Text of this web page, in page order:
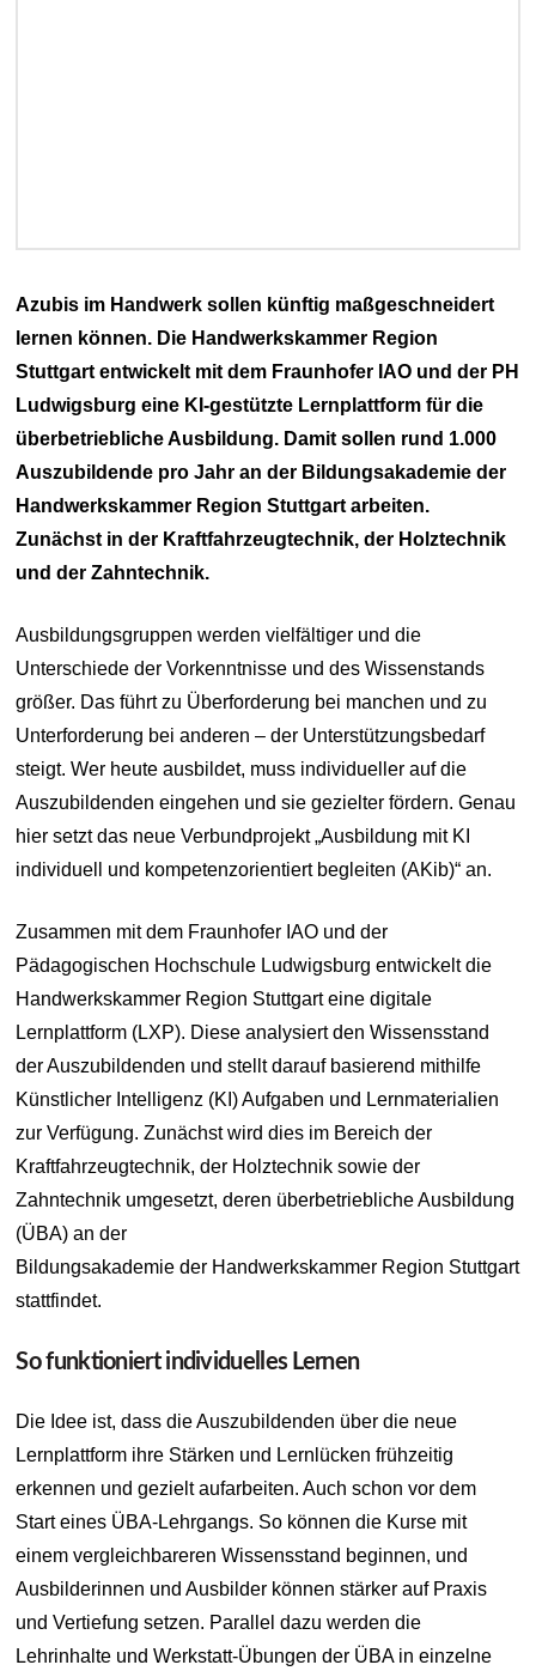
Azubis im Handwerk sollen künftig maßgeschneidert
lernen können. Die Handwerkskammer Region
Stuttgart entwickelt mit dem Fraunhofer IAO und der PH
Ludwigsburg eine KI-gestützte Lernplattform für die
überbetriebliche Ausbildung. Damit sollen rund 1.000
Auszubildende pro Jahr an der Bildungsakademie der
Handwerkskammer Region Stuttgart arbeiten.
Zunächst in der Kraftfahrzeugtechnik, der Holztechnik
und der Zahntechnik.
Ausbildungsgruppen werden vielfältiger und die
Unterschiede der Vorkenntnisse und des Wissenstands
größer. Das führt zu Überforderung bei manchen und zu
Unterforderung bei anderen – der Unterstützungsbedarf
steigt. Wer heute ausbildet, muss individueller auf die
Auszubildenden eingehen und sie gezielter fördern. Genau
hier setzt das neue Verbundprojekt „Ausbildung mit KI
individuell und kompetenzorientiert begleiten (AKib)“ an.
Zusammen mit dem Fraunhofer IAO und der
Pädagogischen Hochschule Ludwigsburg entwickelt die
Handwerkskammer Region Stuttgart eine digitale
Lernplattform (LXP). Diese analysiert den Wissensstand
der Auszubildenden und stellt darauf basierend mithilfe
Künstlicher Intelligenz (KI) Aufgaben und Lernmaterialien
zur Verfügung. Zunächst wird dies im Bereich der
Kraftfahrzeugtechnik, der Holztechnik sowie der
Zahntechnik umgesetzt, deren überbetriebliche Ausbildung
(ÜBA) an der
Bildungsakademie der Handwerkskammer Region Stuttgart
stattfindet.
So funktioniert individuelles Lernen
Die Idee ist, dass die Auszubildenden über die neue
Lernplattform ihre Stärken und Lernlücken frühzeitig
erkennen und gezielt aufarbeiten. Auch schon vor dem
Start eines ÜBA-Lehrgangs. So können die Kurse mit
einem vergleichbareren Wissensstand beginnen, und
Ausbilderinnen und Ausbilder können stärker auf Praxis
und Vertiefung setzen. Parallel dazu werden die
Lehrinhalte und Werkstatt-Übungen der ÜBA in einzelne